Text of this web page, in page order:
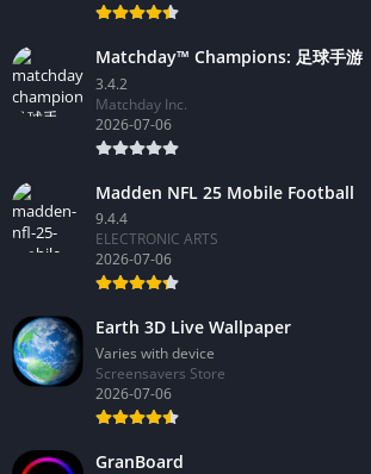
Matchday™ Champions: 足球手游
3.4.2
Matchday Inc.
2026-07-06
Madden NFL 25 Mobile Football
9.4.4
ELECTRONIC ARTS
2026-07-06
Earth 3D Live Wallpaper
Varies with device
Screensavers Store
2026-07-06
GranBoard